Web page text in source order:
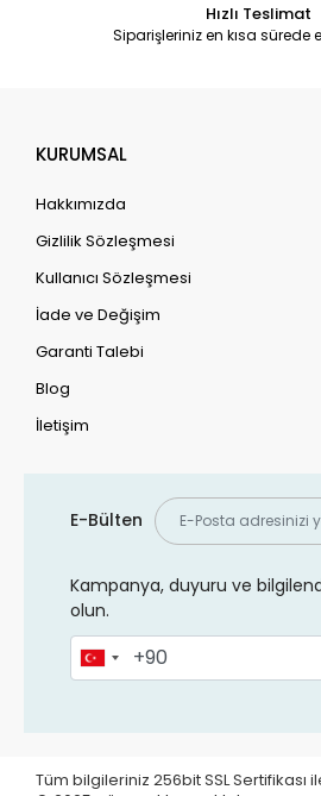
Hızlı Teslimat
Siparişleriniz en kısa sürede
KURUMSAL
Hakkımızda
Gizlilik Sözleşmesi
Kullanıcı Sözleşmesi
İade ve Değişim
Garanti Talebi
Blog
İletişim
E-Bülten
Kampanya, duyuru ve
olun.
Tüm bilgileriniz 256bit SSL Sertifikası